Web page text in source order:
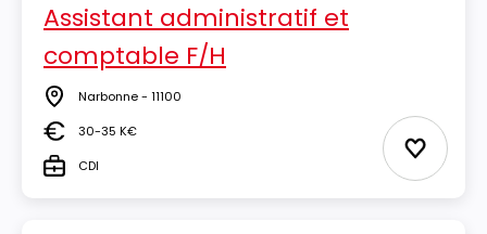
Assistant administratif et
comptable F/H
Lieu Narbonne - 11100
Salaire30-35 K€
TypeCDI Ajouter